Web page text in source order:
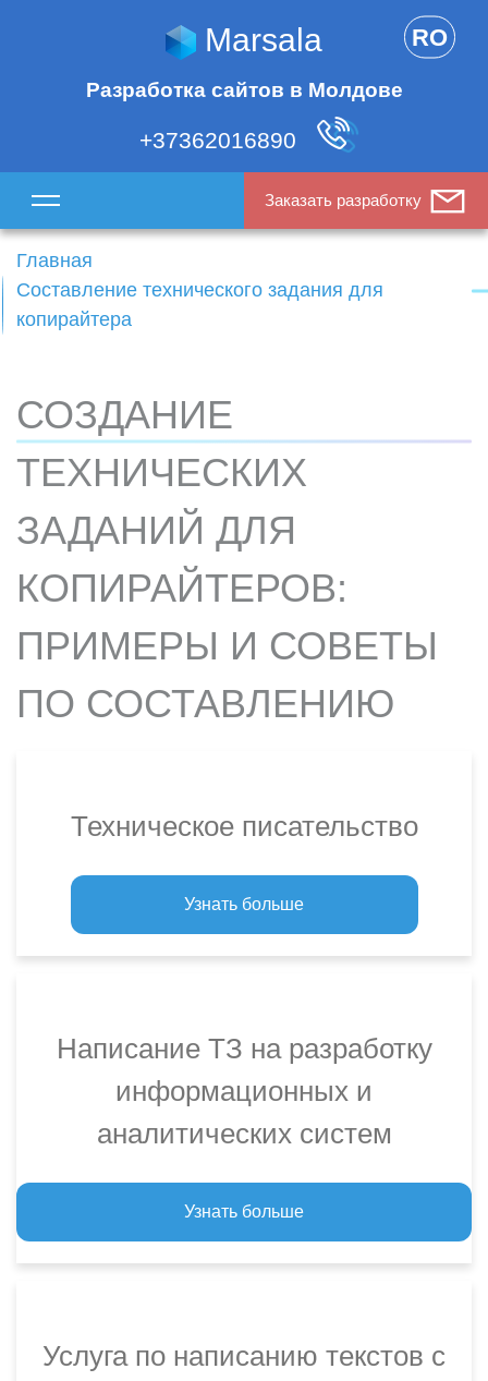
Marsala
Разработка сайтов в Молдове
+37362016890
RO
Заказать разработку
Главная
Составление технического задания для
копирайтера
СОЗДАНИЕ
ТЕХНИЧЕСКИХ
ЗАДАНИЙ ДЛЯ
КОПИРАЙТЕРОВ:
ПРИМЕРЫ И СОВЕТЫ
ПО СОСТАВЛЕНИЮ
Техническое писательство
Узнать больше
Написание ТЗ на разработку
информационных и
аналитических систем
Узнать больше
Услуга по написанию текстов с